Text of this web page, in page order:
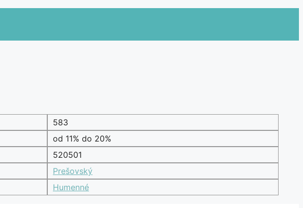
583
od 11% do 20%
520501
Prešovský
Humenné